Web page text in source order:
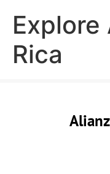
Explore
Rica